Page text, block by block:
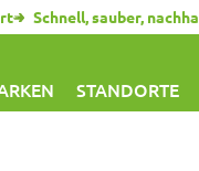
Schnell, sauber,
STANDORTE